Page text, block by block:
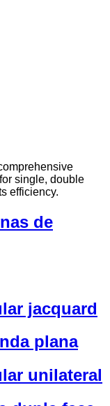
single, double
efficiency.
de
jacquard
plana
unilateral